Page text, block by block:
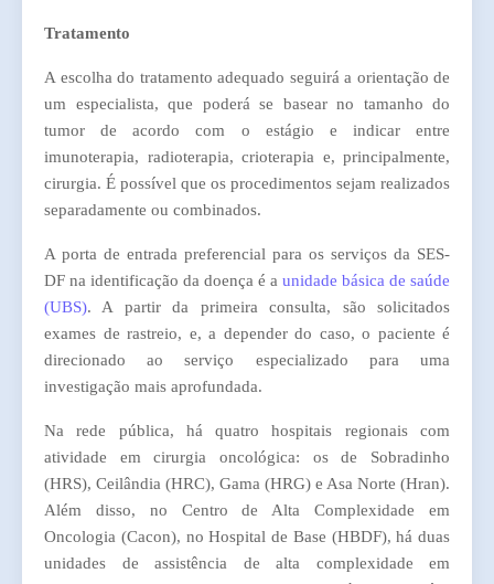
Tratamento
A escolha do tratamento adequado seguirá a orientação de
um especialista, que poderá se basear no tamanho do
tumor de acordo com o estágio e indicar entre
imunoterapia, radioterapia, crioterapia e, principalmente,
cirurgia. É possível que os procedimentos sejam realizados
separadamente ou combinados.
A porta de entrada preferencial para os serviços da SES-
DF na identificação da doença é a unidade básica de saúde
(UBS). A partir da primeira consulta, são solicitados
exames de rastreio, e, a depender do caso, o paciente é
direcionado ao serviço especializado para uma
investigação mais aprofundada.
Na rede pública, há quatro hospitais regionais com
atividade em cirurgia oncológica: os de Sobradinho
(HRS), Ceilândia (HRC), Gama (HRG) e Asa Norte (Hran).
Além disso, no Centro de Alta Complexidade em
Oncologia (Cacon), no Hospital de Base (HBDF), há duas
unidades de assistência de alta complexidade em